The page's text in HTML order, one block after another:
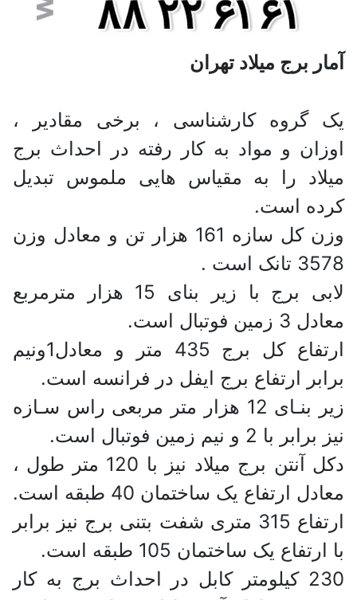
آمار برج میلاد تهران
یک گروه کارشناسی ، برخی مقادیر ،
اوزان و مواد به کار رفته در احداث برج
میلاد را به مقیاس هایی ملموس تبدیل
کرده است.
وزن کل سازه 161 هزار تن و معادل وزن
3578 تانک است .
لابی برج با زیر بنای 15 هزار مترمربع
معادل 3 زمین فوتبال است.
ارتفاع کل برج 435 متر و معادل1ونیم
برابر ارتفاع برج ایفل در فرانسه است.
زیر بنـای 12 هزار متر مربعی راس سـازه
نیز برابر با 2 و نیم زمین فوتبال است.
دکل آنتن برج میلاد نیز با 120 متر طول ،
معادل ارتفاع یک ساختمان 40 طبقه است.
ارتفاع 315 متری شفت بتنی برج نیز برابر
با ارتفاع یک ساختمان 105 طبقه است.
230 کیلومتر کابل در احداث برج به کار